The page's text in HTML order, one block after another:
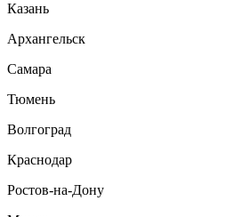
Казань
Архангельск
Самара
Тюмень
Волгоград
Краснодар
Ростов-на-Дону